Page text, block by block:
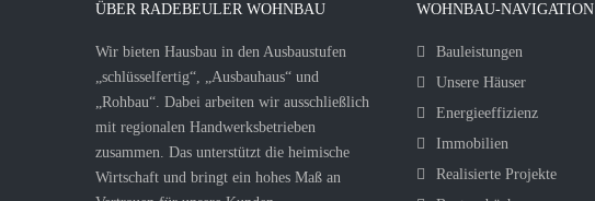
ÜBER RADEBEULER WOHNBAU
Wir bieten Hausbau in den Ausbaustufen
„schlüsselfertig“, „Ausbauhaus“ und
„Rohbau“. Dabei arbeiten wir ausschließlich
mit regionalen Handwerksbetrieben
zusammen. Das unterstützt die heimische
Wirtschaft und bringt ein hohes Maß an
WOHNBAU-NAVIGATION
Bauleistungen
Unsere Häuser
Energieeffizienz
Immobilien
Realisierte Projekte